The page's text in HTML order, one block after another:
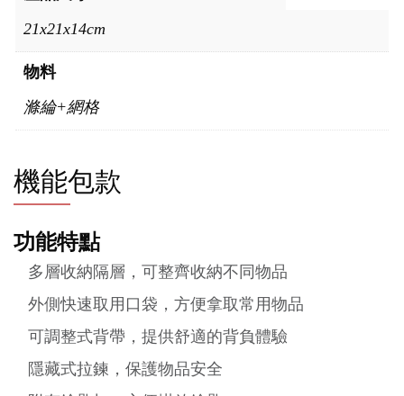
21x21x14cm
物料
滌綸+網格
機能包款
功能特點
多層收納隔層，可整齊收納不同物品
外側快速取用口袋，方便拿取常用物品
可調整式背帶，提供舒適的背負體驗
隱藏式拉鍊，保護物品安全